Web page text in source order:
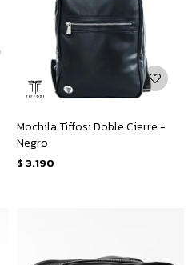
Mochila Tiffosi Doble Cierre -
Negro
$ 3.190